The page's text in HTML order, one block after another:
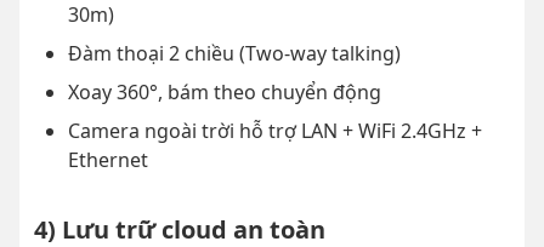
30m)
Đàm thoại 2 chiều (Two-way talking)
Xoay 360°, bám theo chuyển động
Camera ngoài trời hỗ trợ LAN + WiFi 2.4GHz +
Ethernet
4) Lưu trữ cloud an toàn